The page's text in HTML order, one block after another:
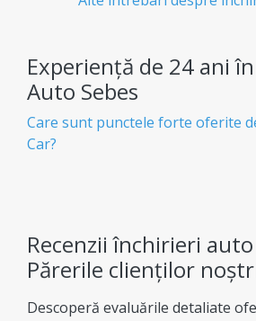
Experiență de 24 ani
Auto Sebes
Care sunt punctele forte oferite
Car?
Închirieri auto ieftine și
Știi exact ce plătești de la bun
ascunse.
Recenzii închirieri auto
Părerile clienților
Descoperă evaluările detaliate